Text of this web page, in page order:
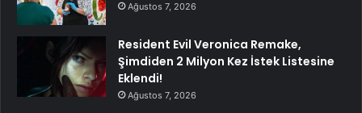
Ağustos 7, 2026
Resident Evil Veronica Remake,
Şimdiden 2 Milyon Kez İstek Listesine
Eklendi!
Ağustos 7, 2026